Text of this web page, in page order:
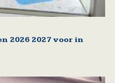
2026 2027 voor in